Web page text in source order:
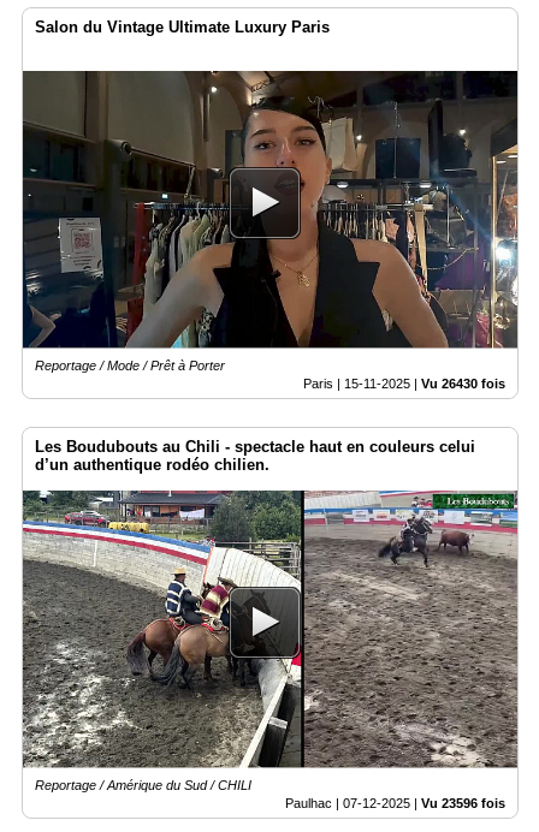
Salon du Vintage Ultimate Luxury Paris
Reportage / Mode / Prêt à Porter
Paris | 15-11-2025 | Vu 26430 fois
Les Boudubouts au Chili - spectacle haut en couleurs celui
d’un authentique rodéo chilien.
Reportage / Amérique du Sud / CHILI
Paulhac | 07-12-2025 Vu 23596 fois